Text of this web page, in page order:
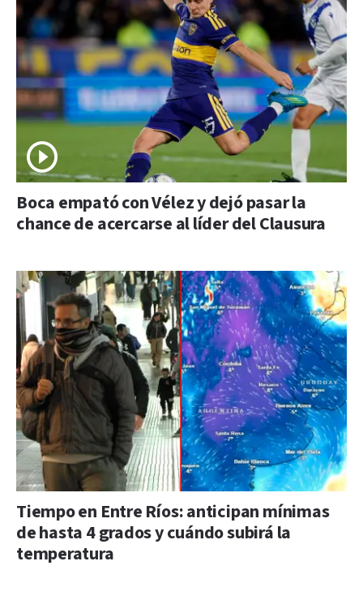
Boca empató con Vélez y dejó pasar la
chance de acercarse al líder del Clausura
Tiempo en Entre Ríos: anticipan mínimas
de hasta 4 grados y cuándo subirá la
temperatura